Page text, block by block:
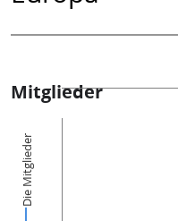
Mitglieder
Die Mitglieder